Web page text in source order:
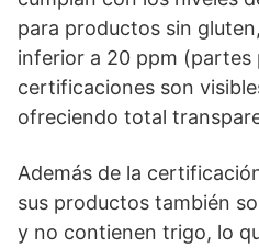
para productos sin
inferior a 20 ppm (partes
certificaciones son
ofreciendo total
Además de la
sus productos también
y no contienen trigo, lo